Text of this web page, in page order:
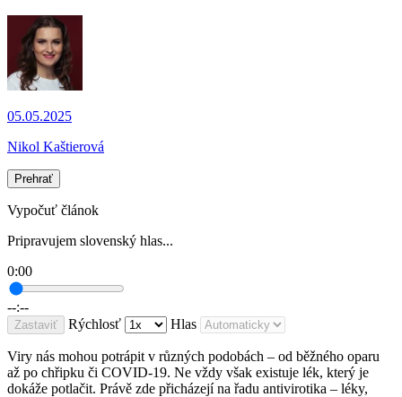
05.05.2025
Nikol Kaštierová
Prehrať
Vypočuť článok
Pripravujem slovenský hlas...
0:00
--:--
Zastaviť Rýchlosť Hlas
Viry nás mohou potrápit v různých podobách – od běžného oparu
až po chřipku či COVID-19. Ne vždy však existuje lék, který je
dokáže potlačit. Právě zde přicházejí na řadu antivirotika – léky,